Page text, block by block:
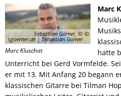
Sebastian Görner, ©
sgoerner.de | Sebastian Görner
Marc Kluschat
Marc
hatte
Unterricht bei Gerd Vormfelde.
er mit 13. Mit Anfang 20 begann
klassischen Gitarre bei Tilman